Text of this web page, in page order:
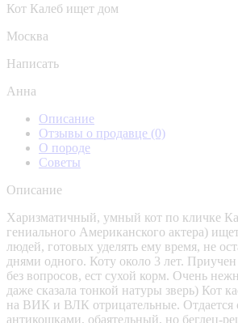
Кот Калеб ищет дом
Москва
Написать
Анна
Описание
Отзывы о продавце (0)
О породе
Советы
Описание
Харизматичный, умный кот по кличке
гениального Американского актера)
людей, готовых уделять ему время, не
днями одного. Коту около 3 лет. Приучен
без вопросов, ест сухой корм. Очень
даже сказала тонкой натуры зверь) Кот
на ВИК и ВЛК отрицательные. Отдается
антикошками, обаятельный, но беглец-